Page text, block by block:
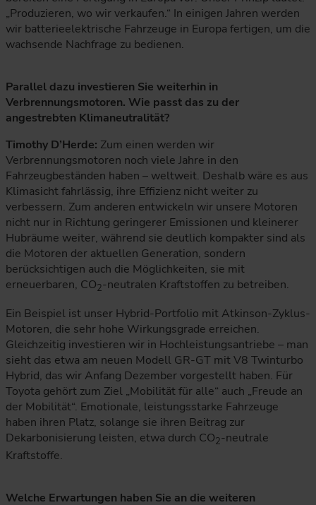
„Produzieren, wo wir verkaufen.“ In einigen Jahren werden
wir batterieelektrische Fahrzeuge in Europa fertigen, um die
wachsende Nachfrage zu bedienen.
Parallel dazu investieren Sie weiterhin in
Verbrennungsmotoren. Wie passt das zu der
angestrebten Klimaneutralität?
Timothy D’Herde: Zum einen werden wir
Verbrennungsmotoren noch viele Jahre in den
Fahrzeugbeständen haben – weltweit. Deshalb wäre es aus
Klimasicht fahrlässig, ihre Effizienz nicht weiter zu
verbessern. Zum anderen entwickeln wir unsere Motoren
nicht nur in Richtung geringerer Emissionen und kleinerer
Hubräume weiter, während sie deutlich kompakter sind als
die Motoren der aktuellen Generation, sondern
berücksichtigen auch die Möglichkeiten, sie mit
erneuerbaren, CO2-neutralen Kraftstoffen zu betreiben.
Ein Beispiel ist unser Hybrid-Portfolio mit Atkinson-Zyklus-
Motoren, die sehr hohe Wirkungsgrade erreichen.
Gleichzeitig investieren wir in Hochleistungsantriebe – man
sieht das etwa am neuen Modell GR-GT mit V8 Twinturbo
Hybrid, das wir Anfang Dezember vorgestellt haben. Für
Toyota gehört zum Ziel „Mobilität für alle“ auch „Freude an
der Mobilität“. Emotionale, leistungsstarke Fahrzeuge
haben ihren Platz, solange sie ihren Beitrag zur
Dekarbonisierung leisten, etwa durch CO2-neutrale
Kraftstoffe.
Welche Erwartungen haben Sie an die weiteren